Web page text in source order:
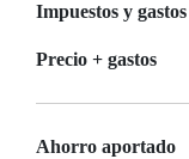
Impuestos y gastos
Precio + gastos
Ahorro aportado